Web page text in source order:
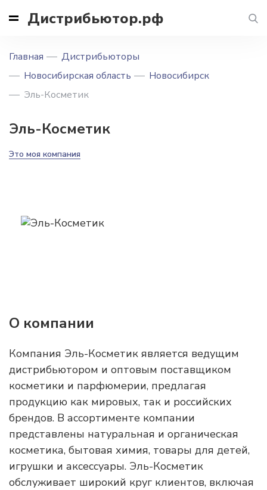
Дистрибьютор.рф
Главная
Дистрибьюторы
Новосибирская область
Новосибирск
Эль-Косметик
Эль-Косметик
Это моя компания
О компании
Компания Эль-Косметик является ведущим
дистрибьютором и оптовым поставщиком
косметики и парфюмерии, предлагая
продукцию как мировых, так и российских
брендов. В ассортименте компании
представлены натуральная и органическая
косметика, бытовая химия, товары для детей,
игрушки и аксессуары. Эль-Косметик
обслуживает широкий круг клиентов, включая